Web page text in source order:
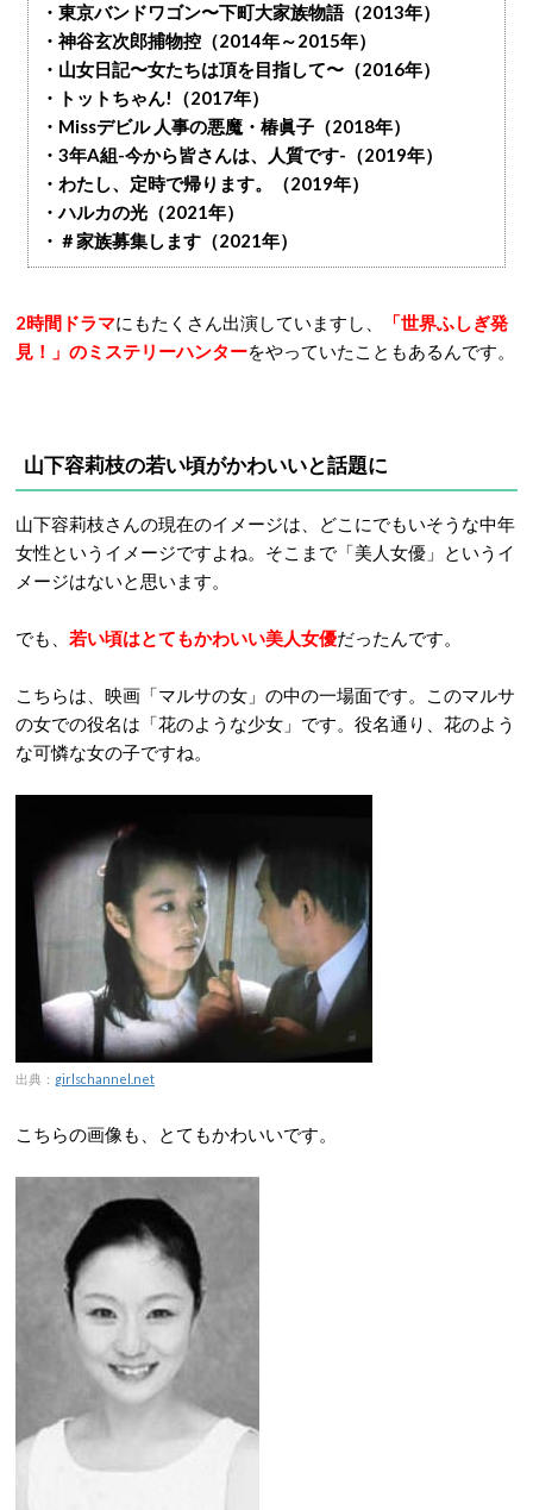
・東京バンドワゴン〜下町大家族物語（2013年）
・神谷玄次郎捕物控（2014年～2015年）
・山女日記〜女たちは頂を目指して〜（2016年）
・トットちゃん!（2017年）
・Missデビル 人事の悪魔・椿眞子（2018年）
・3年A組-今から皆さんは、人質です-（2019年）
・わたし、定時で帰ります。（2019年）
・ハルカの光（2021年）
・＃家族募集します（2021年）
2時間ドラマにもたくさん出演していますし、
「世界ふしぎ発
見！」のミステリーハンターをやっていたこともあるんです。
山下容莉枝の若い頃がかわいいと話題に
山下容莉枝さんの現在のイメージは、どこにでもいそうな中年
女性というイメージですよね。そこまで「美人女優」というイ
メージはないと思います。
でも、 若い頃はとてもかわいい美人女優だったんです。
こちらは、映画「マルサの女」の中の一場面です。このマルサ
の女での役名は「花のような少女」です。役名通り、花のよう
な可憐な女の子ですね。
出典： girlschannel.net
こちらの画像も、とてもかわいいです。